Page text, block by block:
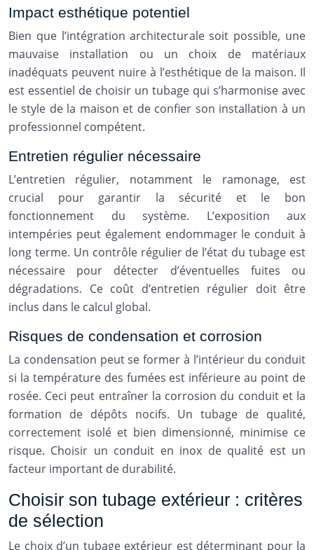
Impact esthétique potentiel
Bien que l’intégration architecturale soit possible, une
mauvaise installation ou un choix de matériaux
inadéquats peuvent nuire à l’esthétique de la maison. Il
est essentiel de choisir un tubage qui s’harmonise avec
le style de la maison et de confier son installation à un
professionnel compétent.
Entretien régulier nécessaire
L’entretien régulier, notamment le ramonage, est
crucial pour garantir la sécurité et le bon
fonctionnement du système. L’exposition aux
intempéries peut également endommager le conduit à
long terme. Un contrôle régulier de l’état du tubage est
nécessaire pour détecter d’éventuelles fuites ou
dégradations. Ce coût d’entretien régulier doit être
inclus dans le calcul global.
Risques de condensation et corrosion
La condensation peut se former à l’intérieur du conduit
si la température des fumées est inférieure au point de
rosée. Ceci peut entraîner la corrosion du conduit et la
formation de dépôts nocifs. Un tubage de qualité,
correctement isolé et bien dimensionné, minimise ce
risque. Choisir un conduit en inox de qualité est un
facteur important de durabilité.
Choisir son tubage extérieur : critères
de sélection
Le choix d’un tubage extérieur est déterminant pour la